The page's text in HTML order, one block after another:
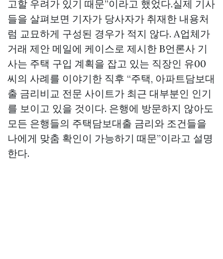
고할 우려가 있기 때문”이라고 했었다.실제 기사
들을 살펴보면 기자가 당사자가 취재한 내용처
럼 교묘하게 구성된 경우가 적지 않다. A업체가
거래 제안 메일에 케이스로 제시한 B언론사 기
사는 주택 구입 계획을 잡고 있는 직장인 유00
씨의 사례를 이야기한 직후 “주택, 아파트담보대
출 금리비교 전문 사이트가 최근 대부분인 인기
를 보이고 있을 것이다. 은행에 방문하지 않아도
모든 은행들의 주택담보대출 금리와 조건들을
나에게 맞춤 확인이 가능하기 때문”이라고 설명
한다.